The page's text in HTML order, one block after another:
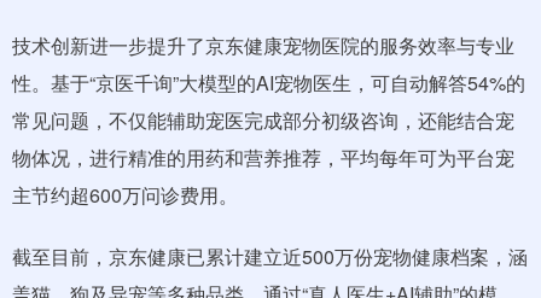
技术创新进一步提升了京东健康宠物医院的服务效率与专业
性。基于“京医千询”大模型的AI宠物医生，可自动解答54%的
常见问题，不仅能辅助宠医完成部分初级咨询，还能结合宠
物体况，进行精准的用药和营养推荐，平均每年可为平台宠
主节约超600万问诊费用。
截至目前，京东健康已累计建立近500万份宠物健康档案，涵